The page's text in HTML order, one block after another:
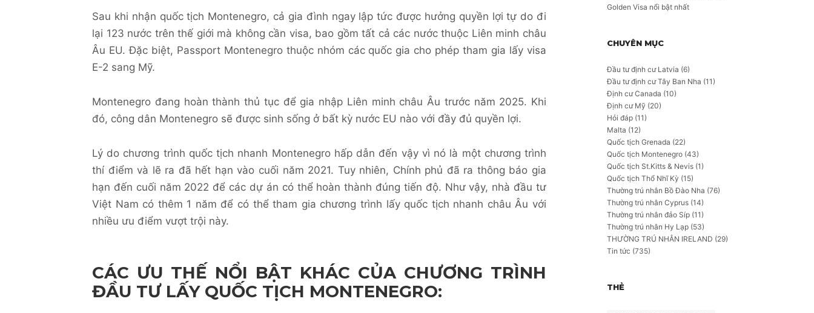
Sau khi nhận quốc tịch Montenegro, cả gia đình ngay lập tức được hưởng quyền lợi tự do đi
lại 123 nước trên thế giới mà không cần visa, bao gồm tất cả các nước thuộc Liên minh châu
Âu EU. Đặc biệt, Passport Montenegro thuộc nhóm các quốc gia cho phép tham gia lấy visa
E-2 sang Mỹ.
Montenegro đang hoàn thành thủ tục để gia nhập Liên minh châu Âu trước năm 2025. Khi
đó, công dân Montenegro sẽ được sinh sống ở bất kỳ nước EU nào với đầy đủ quyền lợi.
Lý do chương trình quốc tịch nhanh Montenegro hấp dẫn đến vậy vì nó là một chương trình
thí điểm và lẽ ra đã hết hạn vào cuối năm 2021. Tuy nhiên, Chính phủ đã ra thông báo gia
hạn đến cuối năm 2022 để các dự án có thể hoàn thành đúng tiến độ. Như vậy, nhà đầu tư
Việt Nam có thêm 1 năm để có thể tham gia chương trình lấy quốc tịch nhanh châu Âu với
nhiều ưu điểm vượt trội này.
CÁC ƯU THẾ NỔI BẬT KHÁC CỦA CHƯƠNG TRÌNH
ĐẦU TƯ LẤY QUỐC TỊCH MONTENEGRO:
Golden Visa nổi bật nhất
CHUYÊN MỤC
Đầu tư định cư Latvia (6)
Đầu tư định cư Tây Ban Nha (11)
Định cư Canada (10)
Định cư Mỹ (20)
Hỏi đáp (11)
Malta (12)
Quốc tịch Grenada (22)
Quốc tịch Montenegro (43)
Quốc tịch St.Kitts & Nevis (1)
Quốc tịch Thổ Nhĩ Kỳ (15)
Thường trú nhân Bồ Đào Nha (76)
Thường trú nhân Cyprus (14)
Thường trú nhân đảo Síp (11)
Thường trú nhân Hy Lạp (53)
THƯỜNG TRÚ NHÂN IRELAND (29)
Tin tức (735)
THẺ